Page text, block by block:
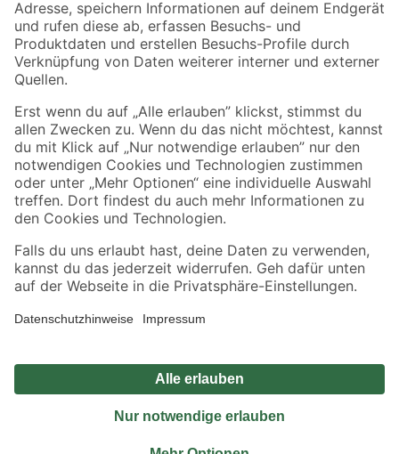
Zahlungsarten Versandarten
Sicher einkaufen
Jetzt die toom-App herunterladen
Alle Preisangaben in EUR inkl. gesetzl. MwSt.. Die dargestellten Angebote sind unter
Umständen nicht in allen Märkten verfügbar. Die angegebenen Verfügbarkeiten beziehen
Produkte nur solange der Vorrat reicht.
*Paketversand ab 59 € versandkostenfrei, gilt nicht für Artikel mit Speditionsversand, hier
Privatsphäre Impressum
Nutzungsbedingungen
Widerrufsrecht
Vertrag widerrufen